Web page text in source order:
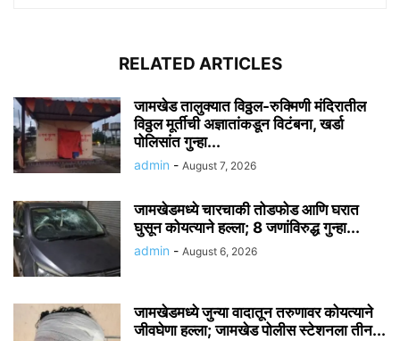
RELATED ARTICLES
जामखेड तालुक्यात विठ्ठल-रुक्मिणी मंदिरातील
विठ्ठल मूर्तीची अज्ञातांकडून विटंबना, खर्डा
पोलिसांत गुन्हा...
admin - August 7, 2026
जामखेडमध्ये चारचाकी तोडफोड आणि घरात
घुसून कोयत्याने हल्ला; 8 जणांविरुद्ध गुन्हा...
admin - August 6, 2026
जामखेडमध्ये जुन्या वादातून तरुणावर कोयत्याने
जीवघेणा हल्ला; जामखेड पोलीस स्टेशनला तीन...